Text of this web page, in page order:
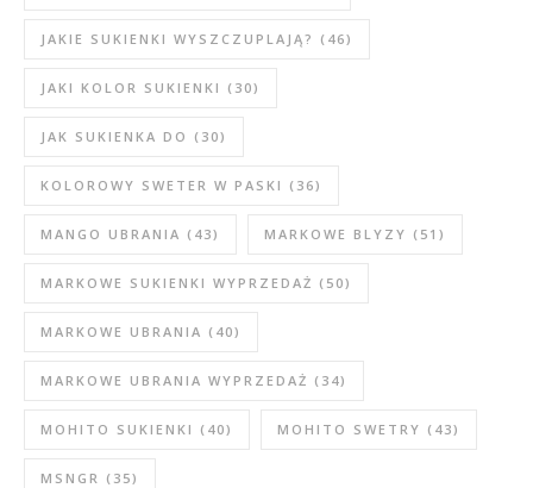
JAKIE SUKIENKI WYSZCZUPLAJĄ? (46)
JAKI KOLOR SUKIENKI (30)
JAK SUKIENKA DO (30)
KOLOROWY SWETER W PASKI (36)
MANGO UBRANIA (43) MARKOWE BLYZY (51)
MARKOWE SUKIENKI WYPRZEDAŻ (50)
MARKOWE UBRANIA (40)
MARKOWE UBRANIA WYPRZEDAŻ (34)
MOHITO SUKIENKI (40) MOHITO SWETRY (43)
MSNGR (35)